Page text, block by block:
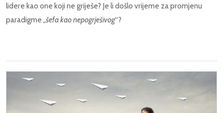
lidere kao one koji ne griješe? Je li došlo vrijeme za promjenu
paradigme „šefa kao nepogrješivog“?